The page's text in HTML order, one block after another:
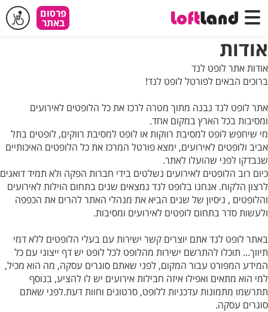
פרסום
באתר
פרסום
באתר
אודות
אודות אתר לופט לנד
ברוכים הבאים לפורטל לופט לנד!
אתר לופט לנד נבנה מתוך מטרה לרכז את כל הלופטים לאירועים
ומסיבות בכל הארץ במקום אחד.
מי שיחפש לופט למסיבת רווקות או לופט למסיבת רווקים, לופטים בתל
אביב ולופטים לאירועים, ימצא פורטל המרכז את כל הלופטים האיכותיים
שנבדקו לפני שהועלו לאתר.
כיום רוב הלופטים לאירועים נשלטים בידי חברות הפקה ולא תמיד דואגים
לרצון הלקוח. אנחנו בלופט לנד נמצאים שנים בתחום הוילות לאירועים
והלופטים , ניסיון של שנים הביא את מנהלי האתר להרים את הכפפה
ולעשות סדר בתחום לופטים לאירועים ומסיבות.
באתר לופט לנד אתם יוצרים קשר ישירות עם בעלי הלופטים ללא דמי
תיווך... תוכלו להתרשם ישירות מהלופט לכל לופט יש דף ייצוגי עם כל
המידע המפורט עבור המקום, לפני שאתם סוגרים עסקה, מה הוא מכיל,
למי הוא מתאים ואפילו איזה חבילות אירועים יש לו להציע, בנוסף
תתרשמו מתמונות עדכניות ללופט, סרטונים וחוות דעת.לפני שאתם
סוגרים עסקה.